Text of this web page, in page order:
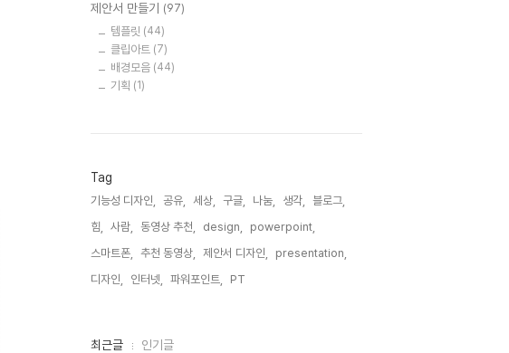
제안서 만들기 (97)
템플릿 (44)
클립아트 (7)
배경모음 (44)
기획 (1)
Tag
기능성 디자인, 공유, 세상, 구글, 나눔, 생각,
블로그,
힘,
사람, 동영상 추천, design,
powerpoint,
스마트폰,
추천 동영상, 제안서 디자인,
presentation,
디자인,
인터넷, 파워포인트, PT,
최
최근글 인기글